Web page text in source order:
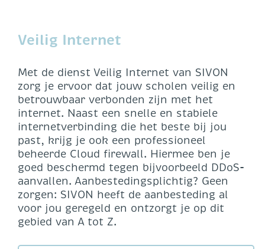
Veilig Internet
Met de dienst Veilig Internet van SIVON
zorg je ervoor dat jouw scholen veilig en
betrouwbaar verbonden zijn met het
internet. Naast een snelle en stabiele
internetverbinding die het beste bij jou
past, krijg je ook een professioneel
beheerde Cloud firewall. Hiermee ben je
goed beschermd tegen bijvoorbeeld DDoS-
aanvallen. Aanbestedingsplichtig? Geen
zorgen: SIVON heeft de aanbesteding al
voor jou geregeld en ontzorgt je op dit
gebied van A tot Z.